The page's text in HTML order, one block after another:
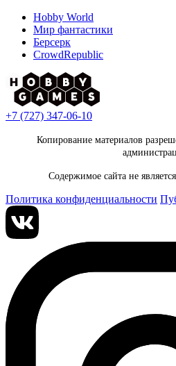
Hobby World
Мир фантастики
Берсерк
CrowdRepublic
+7 (727) 347-06-10
Копирование материалов
Содержимое сайта не
Политика конфиденциальности